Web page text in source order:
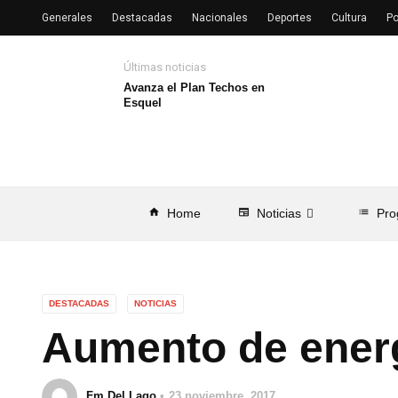
home Home newspaper Noticias list
Últimas noticias
Avanza el Plan Techos en
Esquel
Generales Destacadas Nacionales Deportes Cultura
DESTACADAS NOTICIAS
Aumento de